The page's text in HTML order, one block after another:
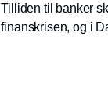
Tilliden til banker
finanskrisen, og i